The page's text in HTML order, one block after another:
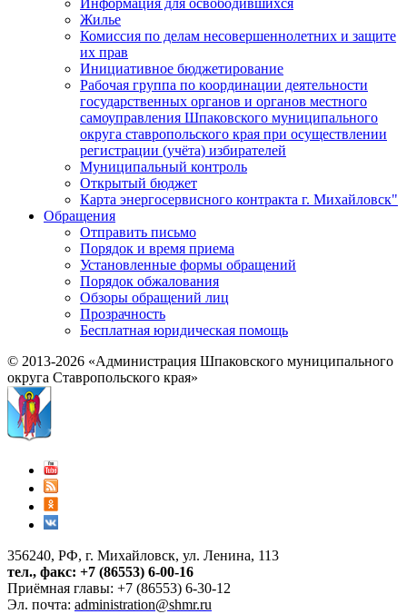
Информация для освободившихся
Жилье
Комиссия по делам несовершеннолетних и защите
их прав
Инициативное бюджетирование
Рабочая группа по координации деятельности
государственных органов и органов местного
самоуправления Шпаковского муниципального
округа ставропольского края при осуществлении
регистрации (учёта) избирателей
Муниципальный контроль
Открытый бюджет
Карта энергосервисного контракта г. Михайловск"
Обращения
Отправить письмо
Порядок и время приема
Установленные формы обращений
Порядок обжалования
Обзоры обращений лиц
Прозрачность
Бесплатная юридическая помощь
© 2013-2026 «Администрация Шпаковского муниципального
округа Ставропольского края»
356240, РФ, г. Михайловск, ул. Ленина, 113
тел., факс: +7 (86553) 6-00-16
Приёмная главы: +7 (86553) 6-30-12
Эл. почта: administration@shmr.ru